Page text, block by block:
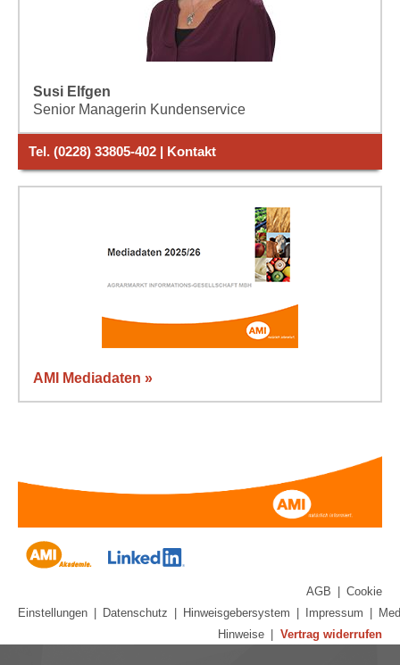
Susi Elfgen
Senior Managerin Kundenservice
Tel. (0228) 33805-402 | Kontakt
AMI Mediadaten »
AGB
Cookie
Einstellungen
Datenschutz Hinweisgebersystem Impressum
Hinweise
Vertrag widerrufen